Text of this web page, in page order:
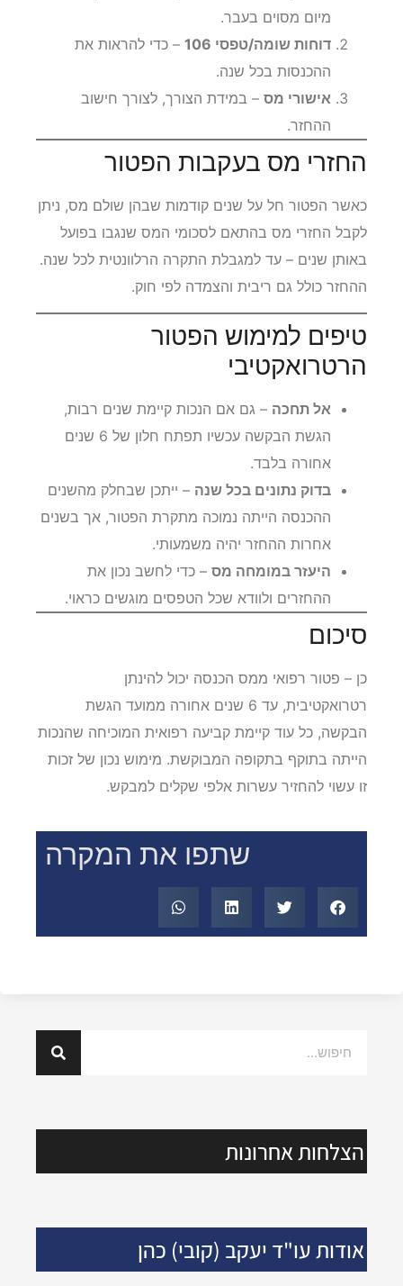
מיום מסוים בעבר.
דוחות שומה/טפסי 106
– כדי להראות את
ההכנסות בכל שנה.
אישורי מס – במידת הצורך, לצורך חישוב
ההחזר.
החזרי מס בעקבות הפטור
כאשר הפטור חל על שנים קודמות שבהן שולם מס, ניתן
לקבל החזרי מס בהתאם לסכומי המס שנגבו בפועל
באותן שנים – עד למגבלת התקרה הרלוונטית לכל שנה.
ההחזר כולל גם ריבית והצמדה לפי חוק.
טיפים למימוש הפטור
הרטרואקטיבי
אל תחכה – גם אם הנכות קיימת שנים רבות,
הגשת הבקשה עכשיו תפתח חלון של 6 שנים
אחורה בלבד.
בדוק נתונים בכל שנה – ייתכן שבחלק מהשנים
ההכנסה הייתה נמוכה מתקרת הפטור, אך בשנים
אחרות ההחזר יהיה משמעותי.
היעזר במומחה מס – כדי לחשב נכון את
ההחזרים ולוודא שכל הטפסים מוגשים כראוי.
סיכום
כן – פטור רפואי ממס הכנסה יכול להינתן
רטרואקטיבית, עד 6 שנים אחורה ממועד הגשת
הבקשה, כל עוד קיימת קביעה רפואית המוכיחה שהנכות
הייתה בתוקף בתקופה המבוקשת. מימוש נכון של זכות
זו עשוי להחזיר עשרות אלפי שקלים למבקש.
שתפו את המקרה
הצלחות אחרונות
אודות עו"ד יעקב (קובי) כהן